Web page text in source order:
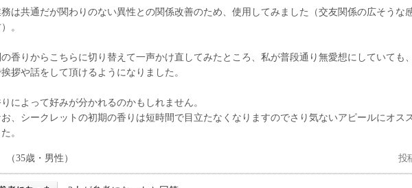
は共通だが関わりのない異性との関係改善のため、使用してみました（交友関係の広そうな
。
香りからこちらに切り替えて一声かけ直してみたところ、私が普段通り無愛想にしていても
拶や話をして頂けるようになりました。
によって好みが分かれるのかもしれません。
、シークレットの初期の香りは短時間で目立たなくなりますのでさり気ないアピールにオス
。
（35歳・男性） 投